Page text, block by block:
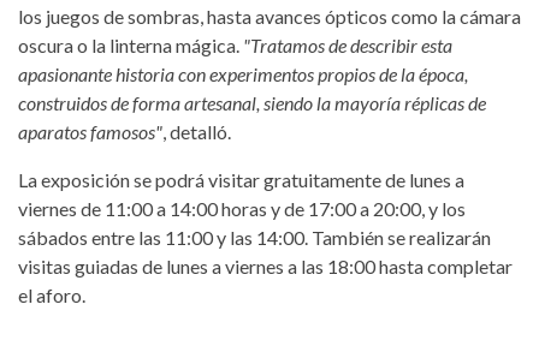
los juegos de sombras, hasta avances ópticos como la cámara
oscura o la linterna mágica. "Tratamos de describir esta
apasionante historia con experimentos propios de la época,
construidos de forma artesanal, siendo la mayoría réplicas de
aparatos famosos", detalló.
La exposición se podrá visitar gratuitamente de lunes a
viernes de 11:00 a 14:00 horas y de 17:00 a 20:00, y los
sábados entre las 11:00 y las 14:00. También se realizarán
visitas guiadas de lunes a viernes a las 18:00 hasta completar
el aforo.